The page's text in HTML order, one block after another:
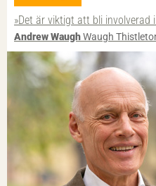
»Det är viktigt att bli involverad
Andrew WaughWaugh